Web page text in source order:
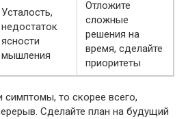
Усталость,
недостаток
ясности
мышления
Отложите
сложные
решения на
время, сделайте
приоритеты
симптомы, то скорее всего,
Сделайте план на будущий